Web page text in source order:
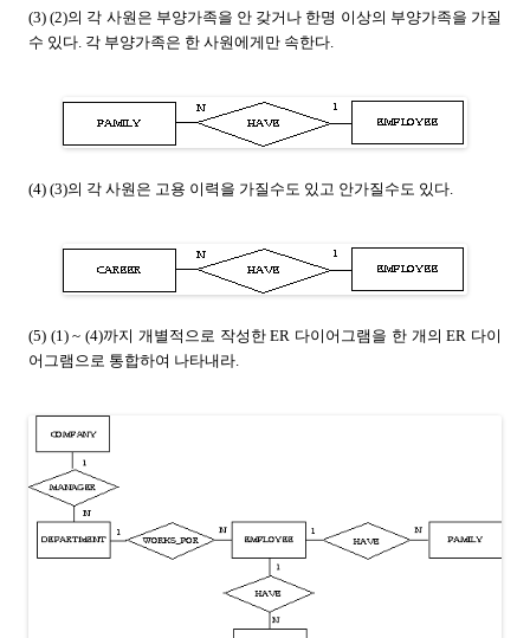
(3) (2)의 각 사원은 부양가족을 안 갖거나 한명 이상의 부양가족을 가질
수 있다. 각 부양가족은 한 사원에게만 속한다.
(4) (3)의 각 사원은 고용 이력을 가질수도 있고 안가질수도 있다.
(5) (1) ~ (4)까지 개별적으로 작성한 ER 다이어그램을 한 개의 ER 다이
어그램으로 통합하여 나타내라.